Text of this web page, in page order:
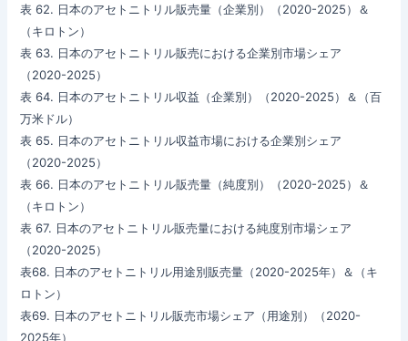
表 62. 日本のアセトニトリル販売量（企業別）（2020-2025）＆
（キロトン）
表 63. 日本のアセトニトリル販売における企業別市場シェア
（2020-2025）
表 64. 日本のアセトニトリル収益（企業別）（2020-2025）＆（百
万米ドル）
表 65. 日本のアセトニトリル収益市場における企業別シェア
（2020-2025）
表 66. 日本のアセトニトリル販売量（純度別）（2020-2025）＆
（キロトン）
表 67. 日本のアセトニトリル販売量における純度別市場シェア
（2020-2025）
表68. 日本のアセトニトリル用途別販売量（2020-2025年）＆（キ
ロトン）
表69. 日本のアセトニトリル販売市場シェア（用途別）（2020-
2025年）